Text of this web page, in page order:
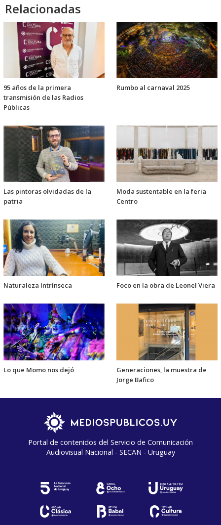
Relacionadas
95 años de la primera
transmisión de las Radios
Públicas
Rumbo al carnaval 2025
Las pintoras olvidadas de la
patria
Moda sustentable en la feria
Centro
Naturaleza Intrínseca Foco en la obra de Leonel Viera
Lo que Momo nos dejó
Generaciones, la muestra de
Jorge Bafico
Portal de contenidos del Servicio de Comunicación
Audiovisual Nacional - SECAN - Uruguay